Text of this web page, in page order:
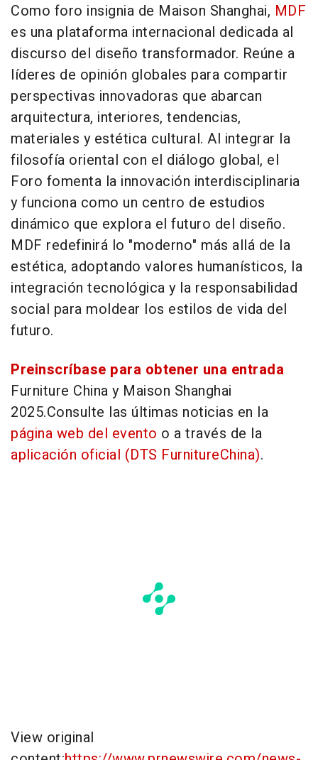
Como foro insignia de Maison Shanghai, MDF
es una plataforma internacional dedicada al
discurso del diseño transformador. Reúne a
líderes de opinión globales para compartir
perspectivas innovadoras que abarcan
arquitectura, interiores, tendencias,
materiales y estética cultural. Al integrar la
filosofía oriental con el diálogo global, el
Foro fomenta la innovación interdisciplinaria
y funciona como un centro de estudios
dinámico que explora el futuro del diseño.
MDF redefinirá lo "moderno" más allá de la
estética, adoptando valores humanísticos, la
integración tecnológica y la responsabilidad
social para moldear los estilos de vida del
futuro.
Preinscríbase para obtener una entrada
Furniture China y Maison Shanghai
2025.Consulte las últimas noticias en la
página web del evento o a través de la
aplicación oficial (DTS FurnitureChina).
View original